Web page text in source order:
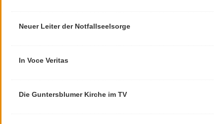
Neuer Leiter der Notfallseelsorge
In Voce Veritas
Die Guntersblumer Kirche im TV